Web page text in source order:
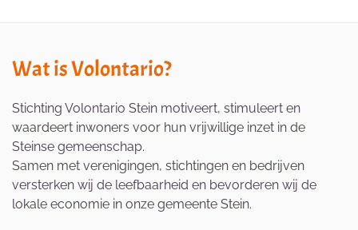
Wat is Volontario?
Stichting Volontario Stein motiveert, stimuleert en
waardeert inwoners voor hun vrijwillige inzet in de
Steinse gemeenschap.
Samen met verenigingen, stichtingen en bedrijven
versterken wij de leefbaarheid en bevorderen wij de
lokale economie in onze gemeente Stein.